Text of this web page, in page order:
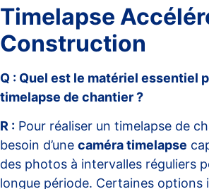
Timelapse
Construction
Q : Quel est le matériel essentiel
timelapse de chantier ?
R : Pour réaliser un timelapse de
besoin d’une caméra timelapse
des photos à intervalles réguliers
longue période. Certaines options